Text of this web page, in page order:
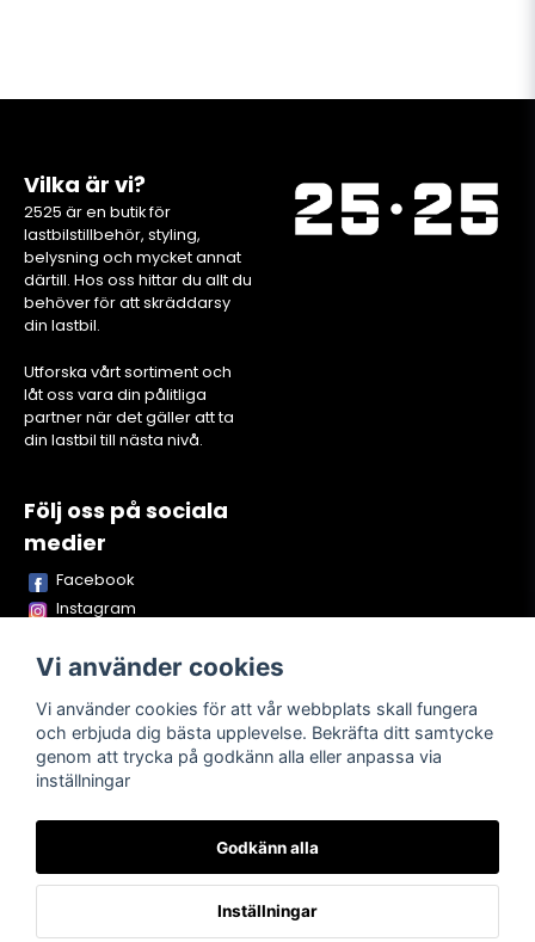
Vilka är vi?
2525 är en butik för
lastbilstillbehör, styling,
belysning och mycket annat
därtill. Hos oss hittar du allt du
behöver för att skräddarsy
din lastbil.
Utforska vårt sortiment och
låt oss vara din pålitliga
partner när det gäller att ta
din lastbil till nästa nivå.
Följ oss på sociala
medier
Facebook
Instagram
TikTok
Köpvillkor Kontakta oss Om oss
Vi använder cookies
Vi använder cookies för att vår webbplats skall fungera
och erbjuda dig bästa upplevelse. Bekräfta ditt samtycke
genom att trycka på godkänn alla eller anpassa via
inställningar
Godkänn alla
Inställningar